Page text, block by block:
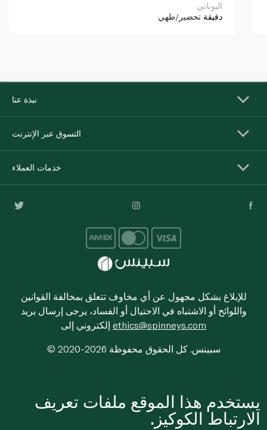
اليوناني
دقيقة تحضير/طهي
نبذة عنا
التسوق عبر الإنترنت
خدمات العملاء
للإبلاغ بشكل مجهول عن أي مخاوف تتعلق بمخالفة القوانين
واللوائح أو الاشتباه في الاحتيال أو الفساد، يرجى إرسال بريد
ethics@spinneys.com
© 2020-2026 سبينس. كل الحقوق محفوظة
يستخدم هذا الموقع ملفات تعريف
الارتباط الكوكيز.